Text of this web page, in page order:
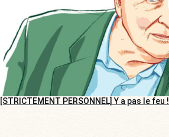
[STRICTEMENT PERSONNEL] Y a pas le feu !